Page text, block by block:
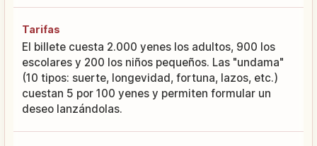
Tarifas
El billete cuesta 2.000 yenes los adultos, 900 los
escolares y 200 los niños pequeños. Las "undama"
(10 tipos: suerte, longevidad, fortuna, lazos, etc.)
cuestan 5 por 100 yenes y permiten formular un
deseo lanzándolas.